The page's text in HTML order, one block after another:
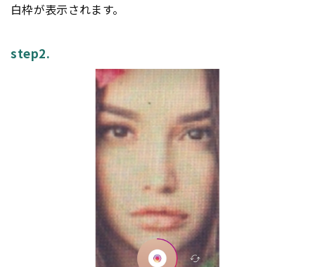
白枠が表示されます。
step2.